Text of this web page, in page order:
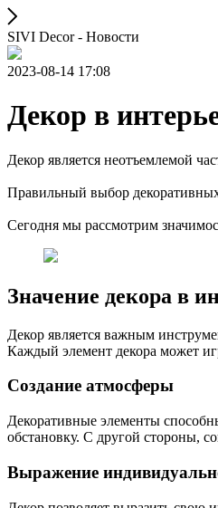
SIVI Decor - Новости
2023-08-14 17:08
Декор в
Декор является неотъемлемой
Правильный выбор декоративных
Сегодня мы рассмотрим
Значение декора в
Декор является важным
Каждый элемент декора может
Создание атмосферы
Декоративные элементы
обстановку. С другой стороны,
Выражение